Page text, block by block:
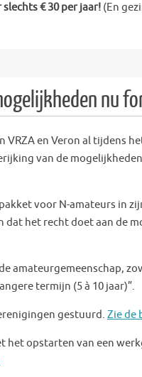
€ 30 per jaar! (En
nu
en Veron al tijdens
van de
voor N-amateurs in
het recht doet aan de
amateurgemeenschap,
termijn (5 à 10 jaar)”.
gestuurd. Zie de
het opstarten van een